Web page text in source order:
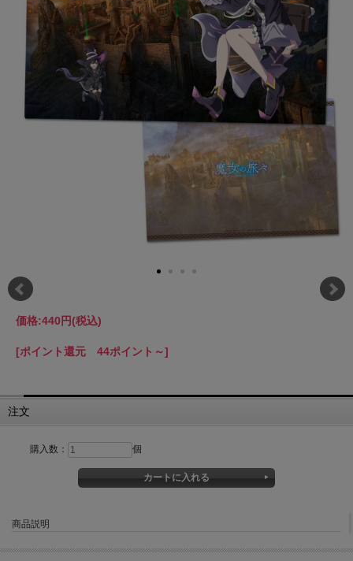
価格:440円(税込)
[ポイント還元 44ポイント～]
注文
購入数： 個
商品説明